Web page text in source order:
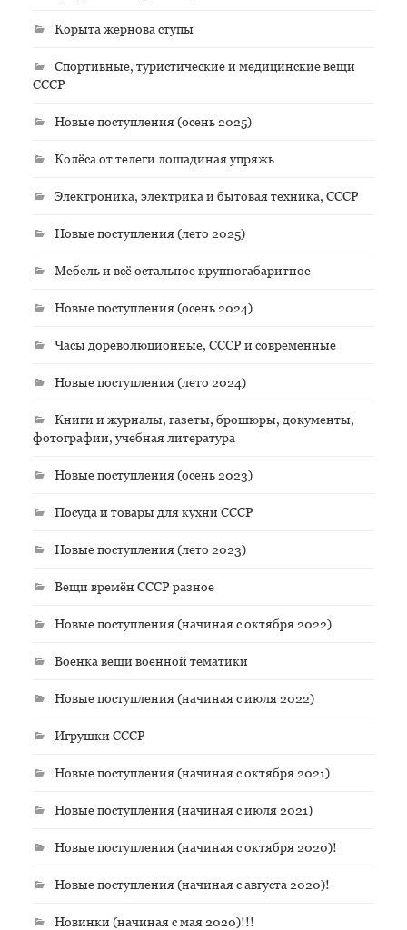
Корыта жернова ступы
Спортивные, туристические и медицинские вещи
СССР
Новые поступления (осень 2025)
Колёса от телеги лошадиная упряжь
Электроника, электрика и бытовая техника, СССР
Новые поступления (лето 2025)
Мебель и всё остальное крупногабаритное
Новые поступления (осень 2024)
Часы дореволюционные, СССР и современные
Новые поступления (лето 2024)
Книги и журналы, газеты, брошюры, документы,
фотографии, учебная литература
Новые поступления (осень 2023)
Посуда и товары для кухни СССР
Новые поступления (лето 2023)
Вещи времён СССР разное
Новые поступления (начиная с октября 2022)
Военка вещи военной тематики
Новые поступления (начиная с июля 2022)
Игрушки СССР
Новые поступления (начиная с октября 2021)
Новые поступления (начиная с июля 2021)
Новые поступления (начиная с октября 2020)!
Новые поступления (начиная с августа 2020)!
Новинки (начиная с мая 2020)!!!